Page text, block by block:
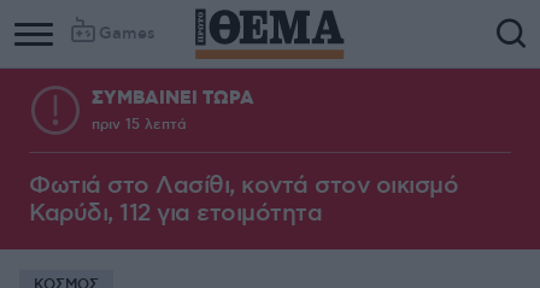
Games
ΣΥΜΒΑΙΝΕΙ ΤΩΡΑ
πριν 15 λεπτά
Φωτιά στο Λασίθι, κοντά στον οικισμό
Καρύδι, 112 για ετοιμότητα